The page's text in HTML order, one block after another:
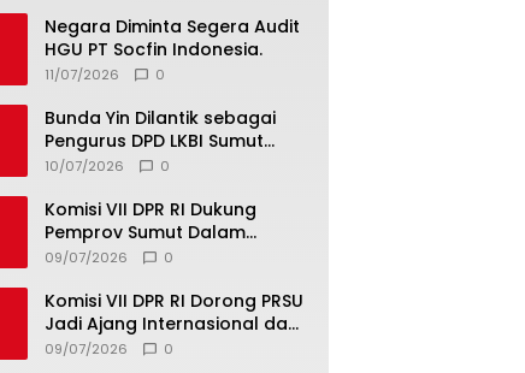
Slogan”
Negara Diminta Segera Audit
HGU PT Socfin Indonesia.
11/07/2026 0
Bunda Yin Dilantik sebagai
Pengurus DPD LKBI Sumut
2026–2031, Tegaskan
dan Kerukunan
10/07/2026 0
Komisi VII DPR RI Dukung
Pemprov Sumut Dalam
Pemberantasan Pungli di
09/07/2026 0
Komisi VII DPR RI Dorong PRSU
Jadi Ajang Internasional dan
Pusat Investasi Sumut
09/07/2026 0